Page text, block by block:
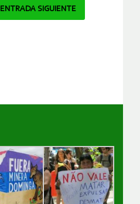
ENTRADA SIGUIENTE